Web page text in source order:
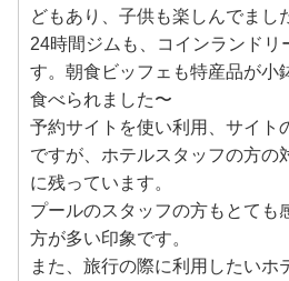
どもあり、子供も楽しんでまし
24時間ジムも、コインランドリ
す。朝食ビッフェも特産品が小
食べられました〜
予約サイトを使い利用、サイト
ですが、ホテルスタッフの方の
に残っています。
プールのスタッフの方もとても
方が多い印象です。
また、旅行の際に利用したいホ